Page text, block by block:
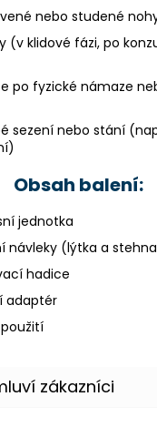
nebo studené
(v klidové fázi, po
po fyzické námaze
sezení nebo stání
Obsah balení:
jednotka
návleky (lýtka a
hadice
adaptér